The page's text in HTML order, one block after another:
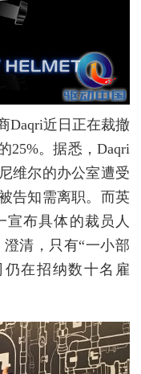
Daqri近日正在裁撤
25%。据悉，Daqri
维尔的办公室遭受
告知需离职。而英
宣布具体的裁员人
清，只有“一小部
在招纳数十名雇